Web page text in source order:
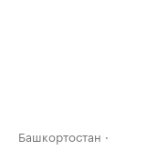
Башкортостан